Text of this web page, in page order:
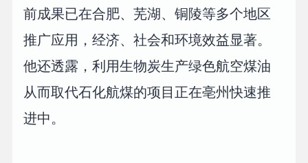
前成果已在合肥、芜湖、铜陵等多个地区
推广应用，经济、社会和环境效益显著。
他还透露，利用生物炭生产绿色航空煤油
从而取代石化航煤的项目正在亳州快速推
进中。